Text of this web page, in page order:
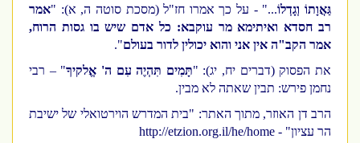
גַּאֲוָתוֹ וְגָדְלוֹ..." - על כך אמרו חז"ל (מסכת סוטה ה, א): "אמר
רב חסדא ואיתימא מר עוקבא: כל אדם שיש בו גסות הרוח,
אמר הקב"ה אין אני והוא יכולין לדור בעולם".
את הפסוק (דברים יח, יג): "תָּמִים תִּהְיֶה עִם ה' אֱלקיךָ" – רבי
נחמן פירש: תבין שאתה לא מבין.
הרב דן האוזר, מתוך האתר: "בית המדרש הוירטואלי של ישיבת
הר עציון" -http://etzion.org.il/he/home